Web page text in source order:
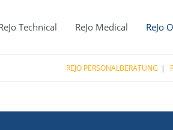
Technical ReJo Medical ReJo
REJO PERSONALBERATUNG